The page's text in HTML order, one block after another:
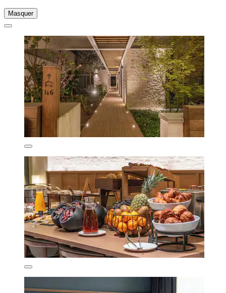
Masquer